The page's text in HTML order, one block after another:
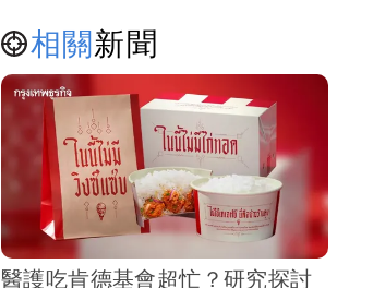
相關新聞
醫護吃肯德基會超忙？研究探討